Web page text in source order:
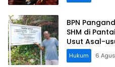
BPN
SHM di
Usut Asal-
Hukum 6